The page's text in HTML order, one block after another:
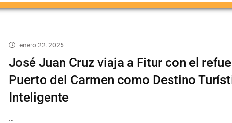
enero 22, 2025
José Juan Cruz viaja a Fitur con el
Puerto del Carmen como Destino
Inteligente
…